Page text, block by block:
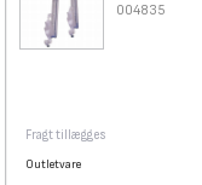
004835
Fragt tillægges
Outletvare